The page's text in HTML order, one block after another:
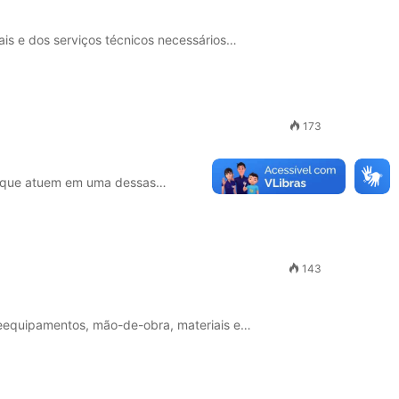
e dos serviços técnicos necessários…
173
atuem em uma dessas…
143
mão-de-obra, materiais e…